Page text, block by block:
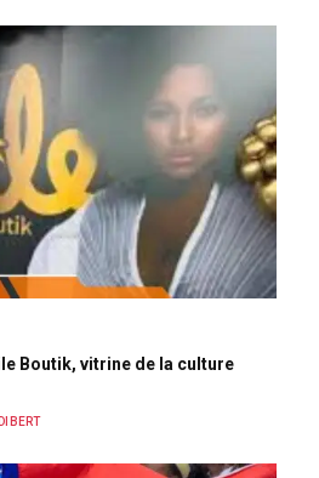
Boutik, vitrine de la culture